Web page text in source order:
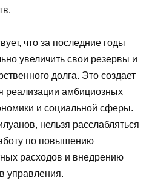
что за последние годы
увеличить свои резервы и
долга. Это создает
реализации амбициозных
и социальной сферы.
нельзя расслабляться
по повышению
расходов и внедрению
управления.